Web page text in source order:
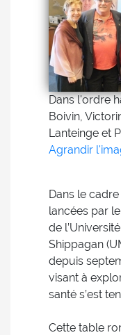
Dans l'ordre
Boivin,
Lanteinge et
Agrandir
Dans le
lancées par
de
Shippagan
depuis
visant à
santé s’est
Cette table